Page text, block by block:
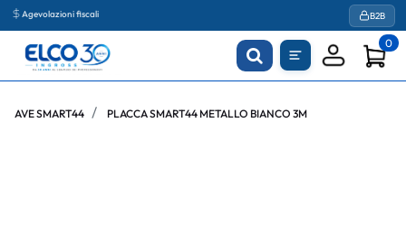
Agevolazioni fiscali B2B
0
AVE SMART44 PLACCA SMART44 METALLO BIANCO 3M